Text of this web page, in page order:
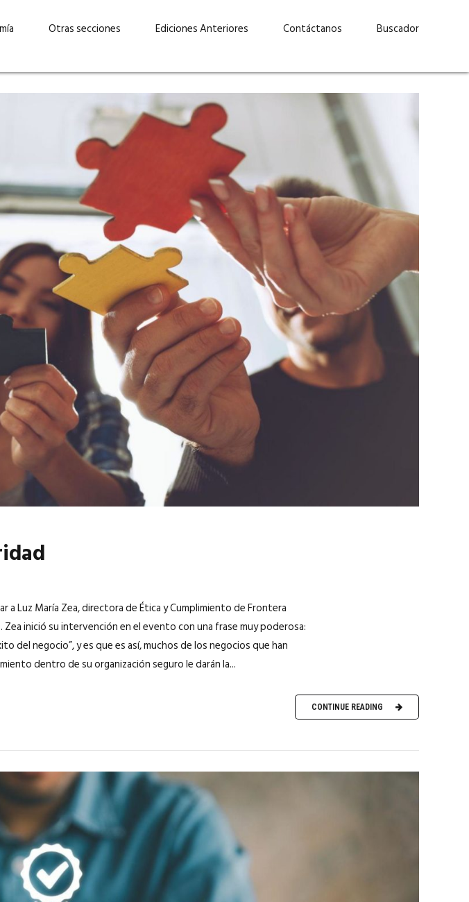
su
a
y la
Elizabeth Suárez: “Las
mujeres podemos liderar y
abrirnos paso por nuestros
propios méritos”
EN PORTADA marzo 2026
Lucas Martínez Paz: “En
tecnología, hay que invertir
con inteligencia, no por
moda”
EN PORTADA febrero 2026
Otras secciones Ediciones Anteriores Contáctanos Buscador
a Luz María Zea, directora de Ética y Cumplimiento de Frontera
inició su intervención en el evento con una frase muy poderosa:
del negocio”, y es que es así, muchos de los negocios que han
dentro de su organización seguro le darán la...
CONTINUE READING